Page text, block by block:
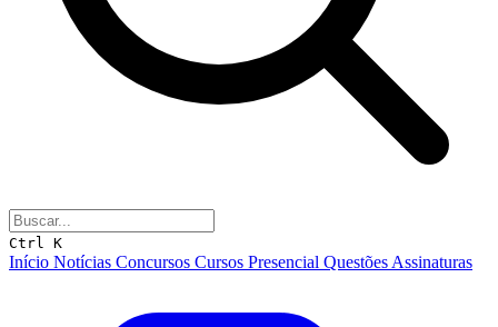
Ctrl K
Início Notícias Concursos Cursos Presencial Questões Assinaturas